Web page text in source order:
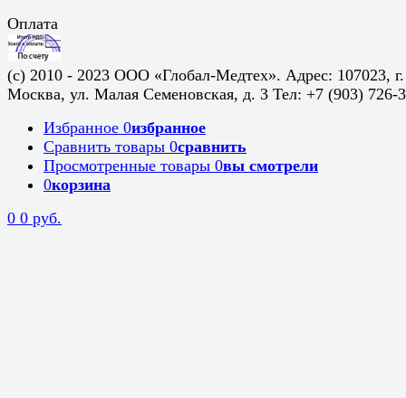
Оплата
(c) 2010 - 2023 ООО «Глобал-Медтех». Адрес: 107023, г.
Москва, ул. Малая Семеновская, д. 3 Тел: +7 (903) 726-
Избранное 0избранное
Сравнить товары 0сравнить
Просмотренные товары 0вы смотрели
0корзина
0 0 руб.